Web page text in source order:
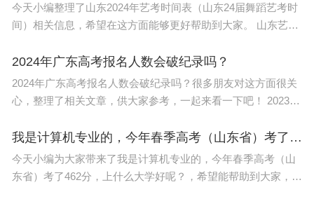
应用设计、回答方式上进行了升级，并推出两个智能
其中，Daily Brief被称为个性化晨间简报智能体，可
以帮助用户整理每天开始前需要知道的信息。Gemin
i Spark则是谷歌面向消费者推出的首款个人AI智能
体，它可以无间断地运行，在用户授权和指令下帮助
管理任务、处理数字生活，该产品可以全面接入谷歌
今天小编整理了山东2024年艺考时间表（山东24届舞蹈艺考时
间）相关信息，希望在这方面能够更好帮助到大家。 山东艺
目考试时间为2023年12月16日
2024年广东高考报名人数会破纪录吗？
2024年广东高考报名人数会破纪录吗？很多朋友对这方面很关
心，整理了相关文章，供大家参考，一起来看一下吧！ 2023今
万人，理科生报名人
我是计算机专业的，今年春季高考（山东省）考了462分，上什么大学好呢？
今天小编为大家带来了我是计算机专业的，今年春季高考（山
东省）考了462分，上什么大学好呢？，希望能帮助到大家，一